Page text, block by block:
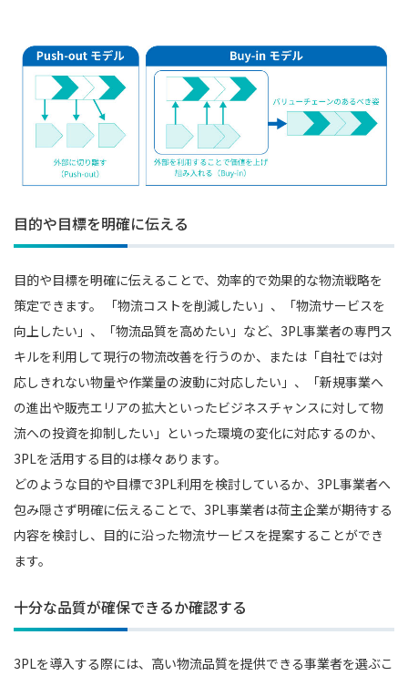
目的や目標を明確に伝える
目的や目標を明確に伝えることで、効率的で効果的な物流戦略を
策定できます。 「物流コストを削減したい」、「物流サービスを
向上したい」、「物流品質を高めたい」など、3PL事業者の専門ス
キルを利用して現行の物流改善を行うのか、または「自社では対
応しきれない物量や作業量の波動に対応したい」、「新規事業へ
の進出や販売エリアの拡大といったビジネスチャンスに対して物
流への投資を抑制したい」といった環境の変化に対応するのか、
3PLを活用する目的は様々あります。
どのような目的や目標で3PL利用を検討しているか、3PL事業者へ
包み隠さず明確に伝えることで、3PL事業者は荷主企業が期待する
内容を検討し、目的に沿った物流サービスを提案することができ
ます。
十分な品質が確保できるか確認する
3PLを導入する際には、高い物流品質を提供できる事業者を選ぶこ